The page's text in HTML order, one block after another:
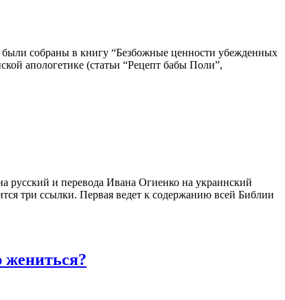
были собраны в книгу “Безбожные ценности убежденных
апологетике (статьи “Рецепт бабы Поли”,
русский и перевода Ивана Огиенко на украинский
три ссылки. Первая ведет к содержанию всей Библии